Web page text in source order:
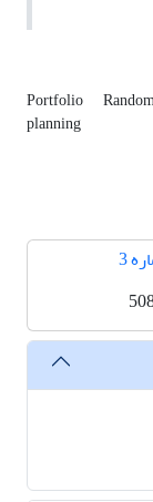
Portfolio
planning